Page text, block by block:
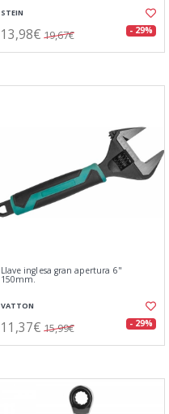
STEIN
13,98€ 19,67€ - 29%
Llave inglesa gran apertura 6"
150mm.
VATTON
11,37€ 15,99€ - 29%